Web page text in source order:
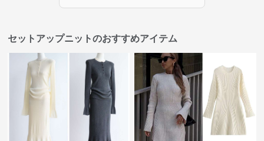
セットアップニットのおすすめアイテム